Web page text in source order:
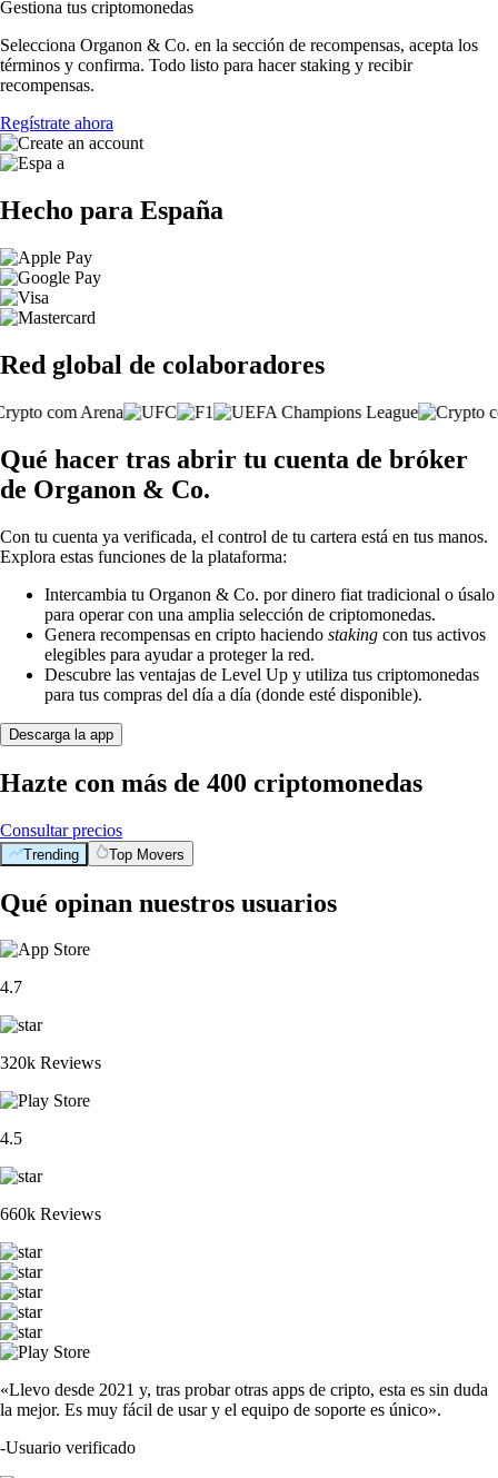
Gestiona tus criptomonedas
Selecciona Organon & Co. en la sección de recompensas, acepta los
términos y confirma. Todo listo para hacer staking y recibir
recompensas.
Regístrate ahora
Hecho para España
Red global de colaboradores
Qué hacer tras abrir tu cuenta de bróker
de Organon & Co.
Con tu cuenta ya verificada, el control de tu cartera está en tus manos.
Explora estas funciones de la plataforma:
Intercambia tu Organon & Co. por dinero fiat tradicional o úsalo
para operar con una amplia selección de criptomonedas.
Genera recompensas en cripto haciendo staking con tus activos
elegibles para ayudar a proteger la red.
Descubre las ventajas de Level Up y utiliza tus criptomonedas
para tus compras del día a día (donde esté disponible).
Descarga la app
Hazte con más de 400 criptomonedas
Consultar precios
Trending Top Movers
Qué opinan nuestros usuarios
4.7
320k Reviews
4.5
660k Reviews
«Llevo desde 2021 y, tras probar otras apps de cripto, esta es sin duda
la mejor. Es muy fácil de usar y el equipo de soporte es único».
-Usuario verificado